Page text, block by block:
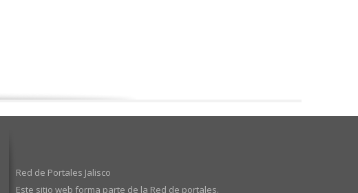
Red de Portales Jalisco
Este sitio web forma parte de la Red de portales.